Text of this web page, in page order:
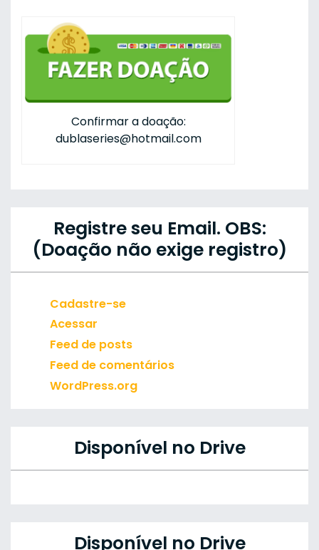
Confirmar a doação:
dublaseries@hotmail.com
Registre seu Email. OBS:
(Doação não exige registro)
Cadastre-se
Acessar
Feed de posts
Feed de comentários
WordPress.org
Disponível no Drive
Disponível no Drive